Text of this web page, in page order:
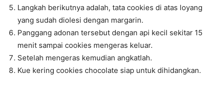
Langkah berikutnya adalah, tata cookies di atas loyang
yang sudah diolesi dengan margarin.
Panggang adonan tersebut dengan api kecil sekitar 15
menit sampai cookies mengeras keluar.
Setelah mengeras kemudian angkatlah.
Kue kering cookies chocolate siap untuk dihidangkan.